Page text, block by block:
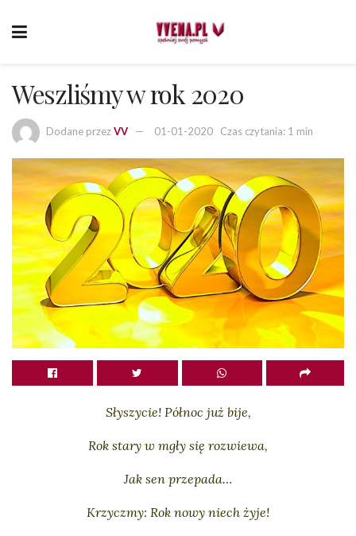
Weszliśmy w rok 2020
Dodane przezVV 01-01-2020 Czas czytania: 1 min
Słyszycie! Północ już bije,
Rok stary w mgły się rozwiewa,
Jak sen przepada…
Krzyczmy: Rok nowy niech żyje!